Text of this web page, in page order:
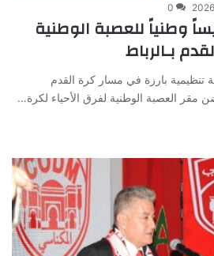
0
وطنياً للعصبة الوطنية
بـالرباط
بارزة في مسار كرة القدم
مقر العصبة الوطنية لفرق الأحياء لكرة…